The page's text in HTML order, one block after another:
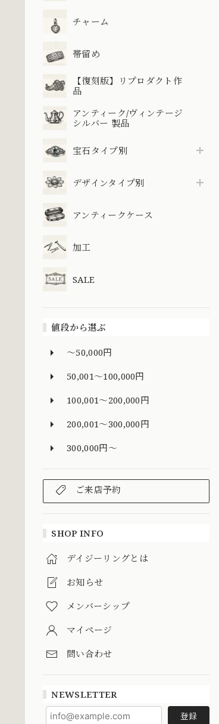
チャーム
帯留め
【復刻版】リプロダクト作
品
アンティーク/ヴィンテージ
シルバー 製品
宝石タイプ別
デザインタイプ別
アンティークケース
加工
SALE
値段から選ぶ
～50,000円
50,001～100,000円
100,001～200,000円
200,001～300,000円
300,000円～
ご来店予約
SHOP INFO
デイジーリングとは
お知らせ
メンバーシップ
マイページ
問い合わせ
NEWSLETTER
登録